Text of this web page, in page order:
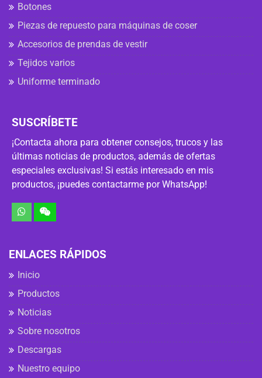
Botones
Piezas de repuesto para máquinas de coser
Accesorios de prendas de vestir
Tejidos varios
Uniforme terminado
SUSCRÍBETE
¡Contacta ahora para obtener consejos, trucos y las
últimas noticias de productos, además de ofertas
especiales exclusivas! Si estás interesado en mis
productos, ¡puedes contactarme por WhatsApp!
ENLACES RÁPIDOS
Inicio
Productos
Noticias
Sobre nosotros
Descargas
Nuestro equipo